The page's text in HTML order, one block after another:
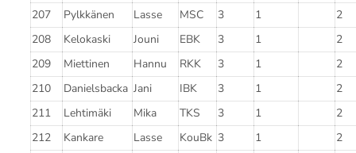
207
Pylkkänen Lasse MSC 3 1
2
208
Kelokaski Jouni EBK 3 1
2
209
Miettinen Hannu RKK 3 1
2
210
Danielsbacka Jani IBK 3 1
2
211
Lehtimäki Mika TKS 3 1
2
212
Kankare Lasse KouBk 3 1 2